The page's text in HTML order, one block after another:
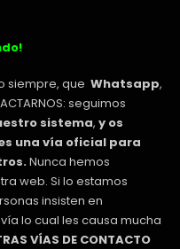
siempre, que Whatsapp,
seguimos
sistema, y os
una vía oficial para
Nunca hemos
web. Si lo estamos
insisten en
lo cual les causa mucha
VÍAS DE CONTACTO